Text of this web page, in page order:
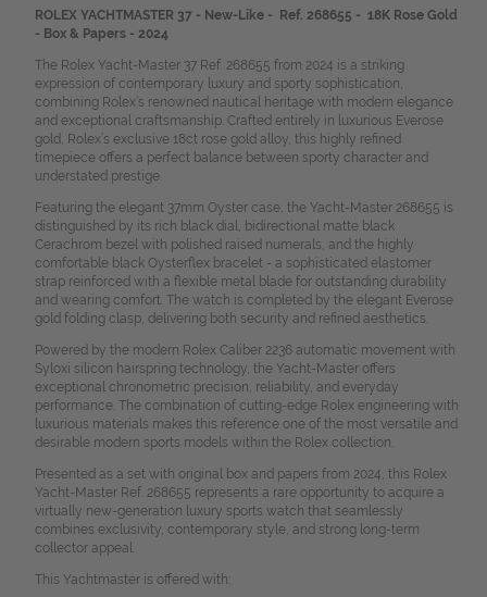
ROLEX YACHTMASTER 37 - New-Like - Ref. 268655 - 18K Rose Gold
- Box & Papers - 2024
The Rolex Yacht-Master 37 Ref. 268655 from 2024 is a striking
expression of contemporary luxury and sporty sophistication,
combining Rolex’s renowned nautical heritage with modern elegance
and exceptional craftsmanship. Crafted entirely in luxurious Everose
gold, Rolex’s exclusive 18ct rose gold alloy, this highly refined
timepiece offers a perfect balance between sporty character and
understated prestige.
Featuring the elegant 37mm Oyster case, the Yacht-Master 268655 is
distinguished by its rich black dial, bidirectional matte black
Cerachrom bezel with polished raised numerals, and the highly
comfortable black Oysterflex bracelet - a sophisticated elastomer
strap reinforced with a flexible metal blade for outstanding durability
and wearing comfort. The watch is completed by the elegant Everose
gold folding clasp, delivering both security and refined aesthetics.
Powered by the modern Rolex Caliber 2236 automatic movement with
Syloxi silicon hairspring technology, the Yacht-Master offers
exceptional chronometric precision, reliability, and everyday
performance. The combination of cutting-edge Rolex engineering with
luxurious materials makes this reference one of the most versatile and
desirable modern sports models within the Rolex collection.
Presented as a set with original box and papers from 2024, this Rolex
Yacht-Master Ref. 268655 represents a rare opportunity to acquire a
virtually new-generation luxury sports watch that seamlessly
combines exclusivity, contemporary style, and strong long-term
collector appeal.
This Yachtmaster is offered with: